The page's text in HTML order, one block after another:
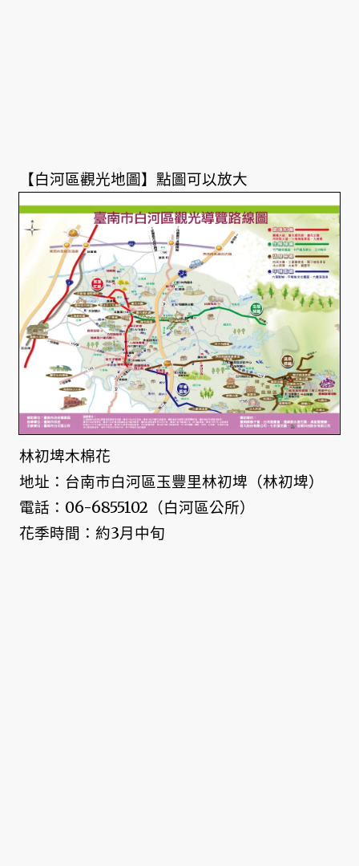
【白河區觀光地圖】點圖可以放大
林初埤木棉花
地址：台南市白河區玉豐里林初埤（林初埤）
電話：06-6855102（白河區公所）
花季時間：約3月中旬